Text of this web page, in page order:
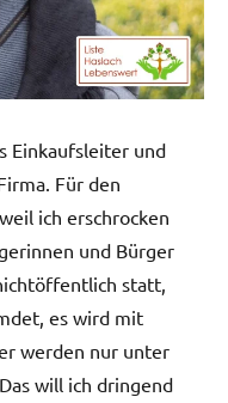
Einkaufsleiter und
Für den
ich erschrocken
und Bürger
statt,
es wird mit
werden nur unter
will ich dringend